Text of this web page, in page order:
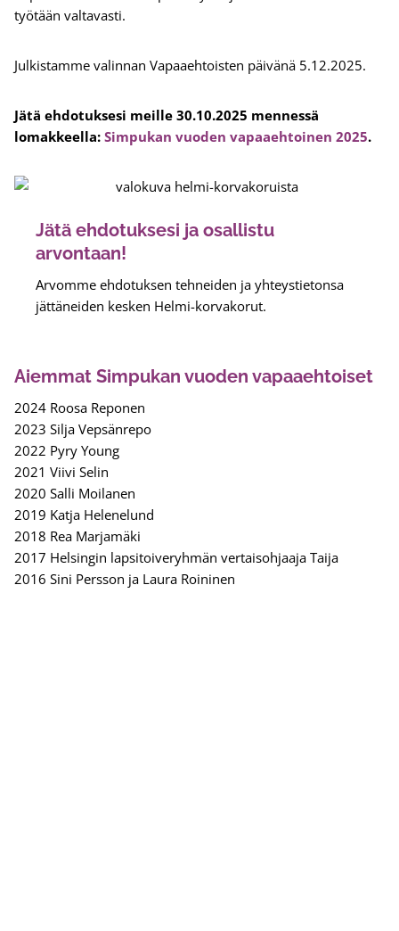
työtään valtavasti.
Julkistamme valinnan Vapaaehtoisten päivänä 5.12.2025.
Jätä ehdotuksesi meille 30.10.2025 mennessä
lomakkeella: Simpukan vuoden vapaaehtoinen 2025.
Jätä ehdotuksesi ja osallistu
arvontaan!
Arvomme ehdotuksen tehneiden ja yhteystietonsa
jättäneiden kesken Helmi-korvakorut.
Aiemmat Simpukan vuoden vapaaehtoiset
2024 Roosa Reponen
2023 Silja Vepsänrepo
2022 Pyry Young
2021 Viivi Selin
2020 Salli Moilanen
2019 Katja Helenelund
2018 Rea Marjamäki
2017 Helsingin lapsitoiveryhmän vertaisohjaaja Taija
2016 Sini Persson ja Laura Roininen